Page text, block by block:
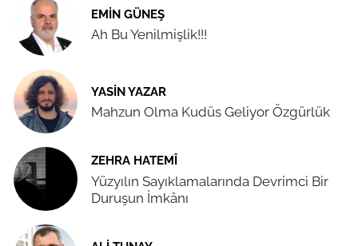
EMIN GÜNEŞ
Ah Bu Yenilmişlik!!!
YASIN YAZAR
Mahzun Olma Kudüs Geliyor Özgürlük
ZEHRA HATEMÎ
Yüzyılın Sayıklamalarında Devrimci Bir
Duruşun İmkânı